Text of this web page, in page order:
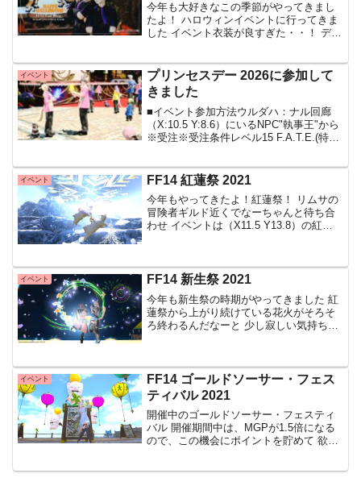
今年も大好きなこの季節がやってきまし
たよ！ ハロウィンイベントに行ってきま
した イベント衣装が良すぎた・・！ デフ
表されてから気になっていたこの衣装 デ
ザインもこれ最
イベント
プリンセスデー 2026に参加して
きました
■イベント参加方法ウルダハ：ナル回廊
（X:10.5 Y:8.6）にいるNPC"執事王"から
※受注※受注条件レベル15 F.A.T.E.(特別
でF.A.T.E.が始
イベント FF14 紅蓮祭 2021
今年もやってきたよ！紅蓮祭！ リムサの
冒険者ギルド近くでなーちゃんと待ち合
わせ イベントは（X11.5 Y13.8）の紅蓮
柴「わんわんわん！（なんでわし見切れ
とるね
イベント FF14 新生祭 2021
今年も新生祭の時期がやってきました 紅
蓮祭から上がり続けている花火がそろそ
ろ終わるんだなーと 少し寂しい気持ちに
で新生祭イ
イベント
FF14 ゴールドソーサー・フェス
ティバル 2021
開催中のゴールドソーサー・フェスティ
バル 開催期間中は、MGPが1.5倍になる
ので、この機会にポイントを貯めて 欲し